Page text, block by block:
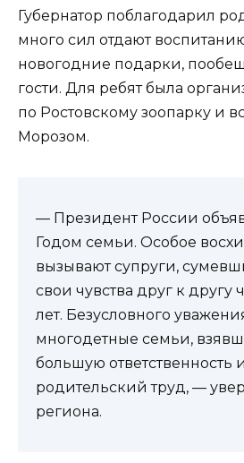
Губернатор поблагодарил
много сил отдают
новогодние подарки,
гости. Для ребят была
по Ростовскому зоопарку и
Морозом.
— Президент России
Годом семьи. Особое
вызывают супруги,
свои чувства друг к другу
лет. Безусловного
многодетные семьи,
большую ответственность
родительский труд, —
региона.